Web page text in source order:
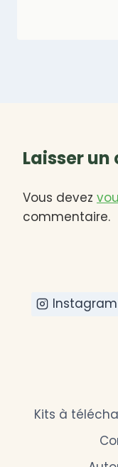
Laisser
Vous devez
commentaire.
Instagram
Kits à